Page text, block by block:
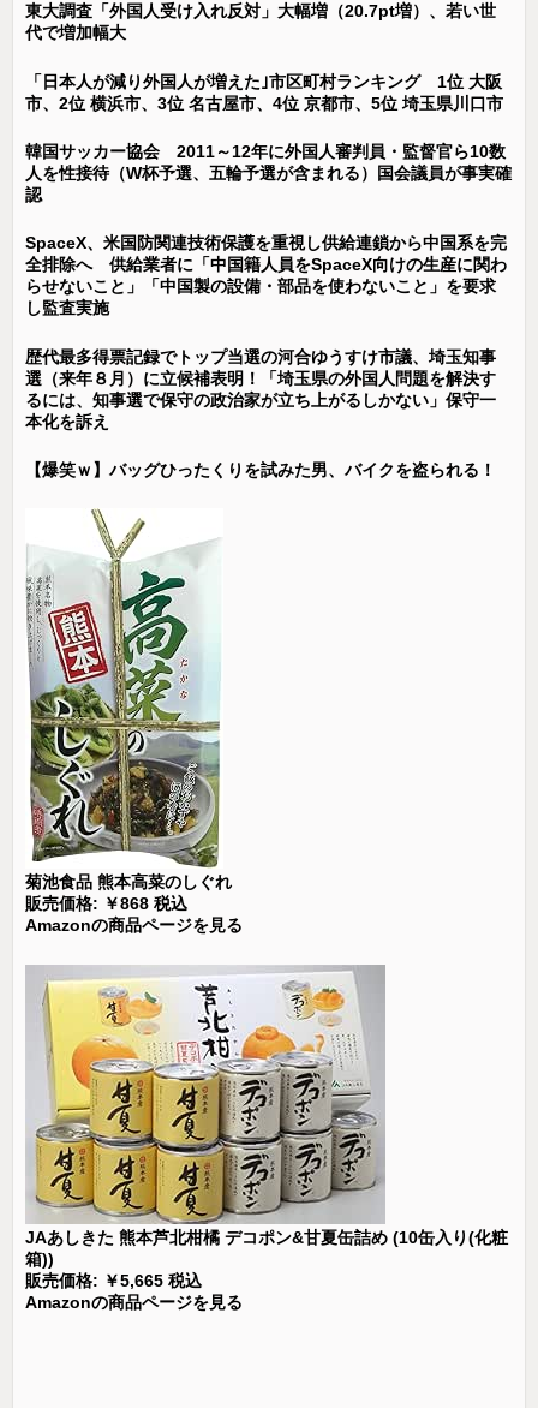
東大調査「外国人受け入れ反対」大幅増（20.7pt増）、若い世
代で増加幅大
「日本人が減り外国人が増えた｣市区町村ランキング 1位 大阪
市、2位 横浜市、3位 名古屋市、4位 京都市、5位 埼玉県川口市
韓国サッカー協会 2011～12年に外国人審判員・監督官ら10数
人を性接待（W杯予選、五輪予選が含まれる）国会議員が事実確
認
SpaceX、米国防関連技術保護を重視し供給連鎖から中国系を完
全排除へ 供給業者に「中国籍人員をSpaceX向けの生産に関わ
らせないこと」「中国製の設備・部品を使わないこと」を要求
し監査実施
歴代最多得票記録でトップ当選の河合ゆうすけ市議、埼玉知事
選（来年８月）に立候補表明！「埼玉県の外国人問題を解決す
るには、知事選で保守の政治家が立ち上がるしかない」保守一
本化を訴え
【爆笑ｗ】バッグひったくりを試みた男、バイクを盗られる！
菊池食品 熊本高菜のしぐれ
販売価格: ￥868 税込
Amazonの商品ページを見る
JAあしきた 熊本芦北柑橘 デコポン&甘夏缶詰め (10缶入り(化粧
箱))
販売価格: ￥5,665 税込
Amazonの商品ページを見る